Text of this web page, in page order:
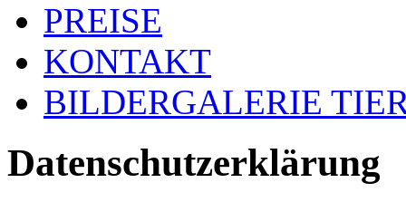
PREISE
KONTAKT
BILDERGALERIE
Datenschutzerklärung